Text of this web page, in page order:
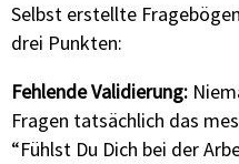
Selbst erstellte
drei Punkten:
Fehlende Validierung:
Fragen tatsächlich das
“Fühlst Du Dich bei der